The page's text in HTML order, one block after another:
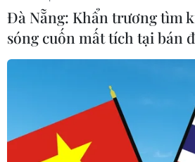
Đà Nẵng: Khẩn trương tìm
sóng cuốn mất tích tại bán